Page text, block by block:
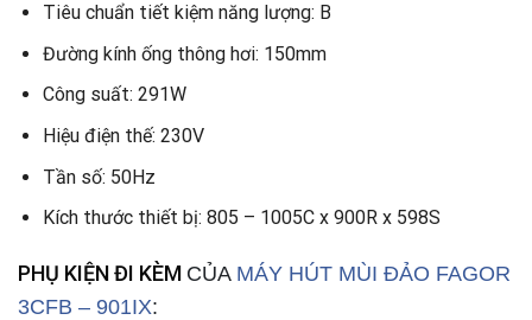
Tiêu chuẩn tiết kiệm năng lượng: B
Đường kính ống thông hơi: 150mm
Công suất: 291W
Hiệu điện thế: 230V
Tần số: 50Hz
Kích thước thiết bị: 805 – 1005C x 900R x 598S
PHỤ KIỆN ĐI KÈM CỦA MÁY HÚT MÙI ĐẢO FAGOR
3CFB – 901IX: